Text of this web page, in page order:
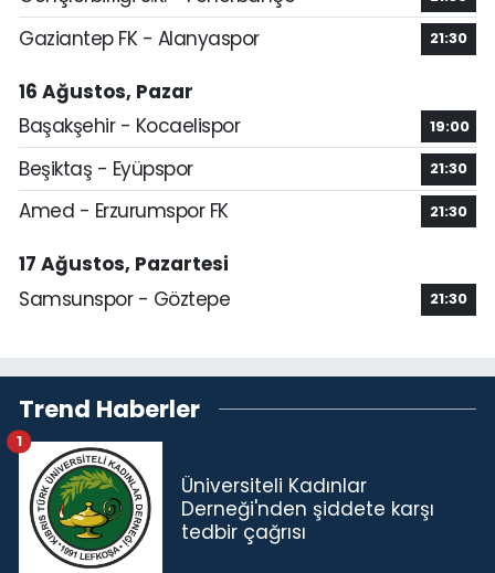
Gaziantep FK - Alanyaspor 21:30
16 Ağustos, Pazar
Başakşehir - Kocaelispor
19:00
Beşiktaş - Eyüpspor 21:30
Amed - Erzurumspor FK 21:30
17 Ağustos, Pazartesi
Samsunspor - Göztepe
21:30
Trend Haberler
Üniversiteli Kadınlar
Derneği'nden şiddete karşı
tedbir çağrısı
1